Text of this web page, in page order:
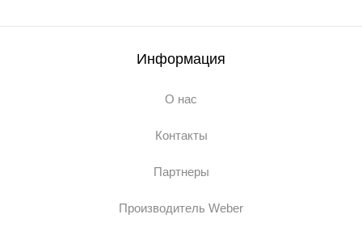
Информация
О нас
Контакты
Партнеры
Производитель Weber